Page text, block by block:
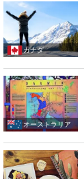
カナダ
オーストラリア